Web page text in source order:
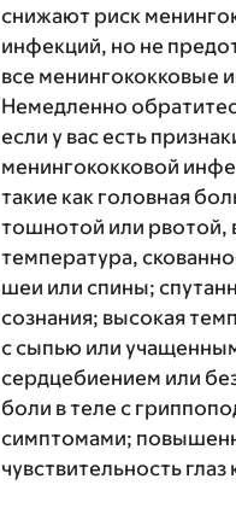
снижают риск
инфекций, но не
все менингококковые
Немедленно
если у вас есть
менингококковой
такие как головная
тошнотой или рвотой,
температура,
шеи или спины;
сознания; высокая
с сыпью или
сердцебиением или
боли в теле с
симптомами;
чувствительность глаз